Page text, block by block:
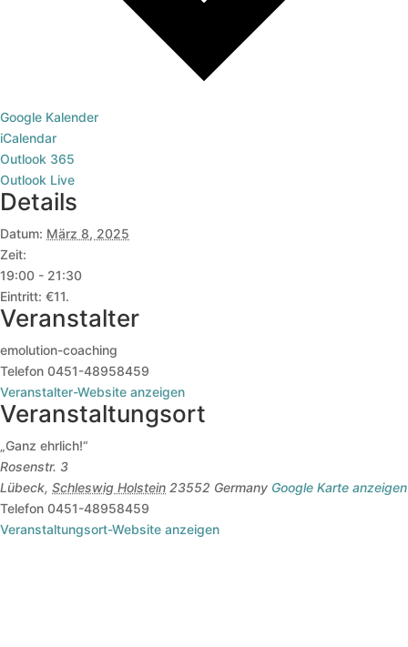
Google Kalender
iCalendar
Outlook 365
Outlook Live
Details
Datum: März 8, 2025
Zeit:
19:00 - 21:30
Eintritt: €11.
Veranstalter
emolution-coaching
Telefon 0451-48958459
Veranstalter-Website anzeigen
Veranstaltungsort
„Ganz ehrlich!“
Rosenstr. 3
Lübeck, Schleswig Holstein 23552 Germany Google Karte anzeigen
Telefon 0451-48958459
Veranstaltungsort-Website anzeigen